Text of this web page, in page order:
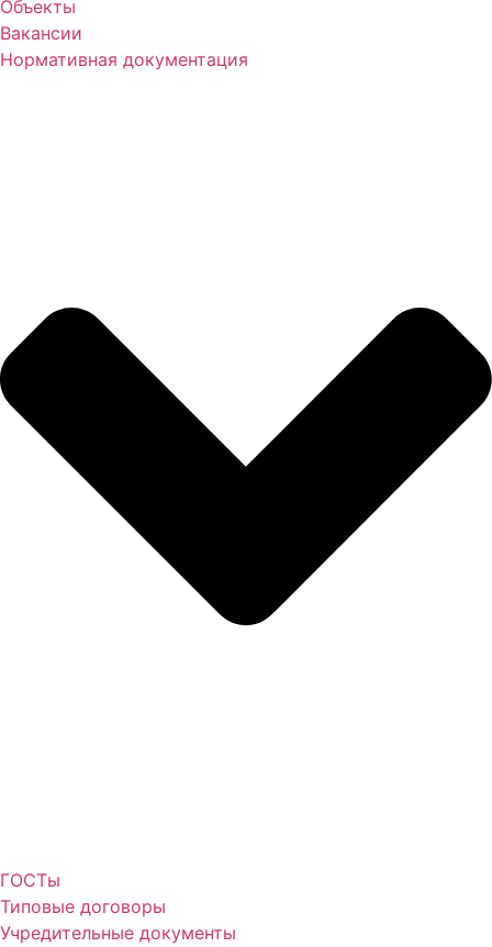
Объекты
Вакансии
Нормативная документация
ГОСТы
Типовые договоры
Учредительные документы